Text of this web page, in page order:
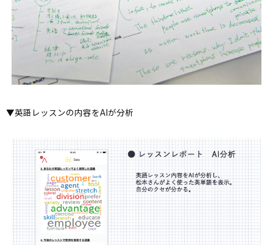
▼英語レッスンの内容をAIが分析